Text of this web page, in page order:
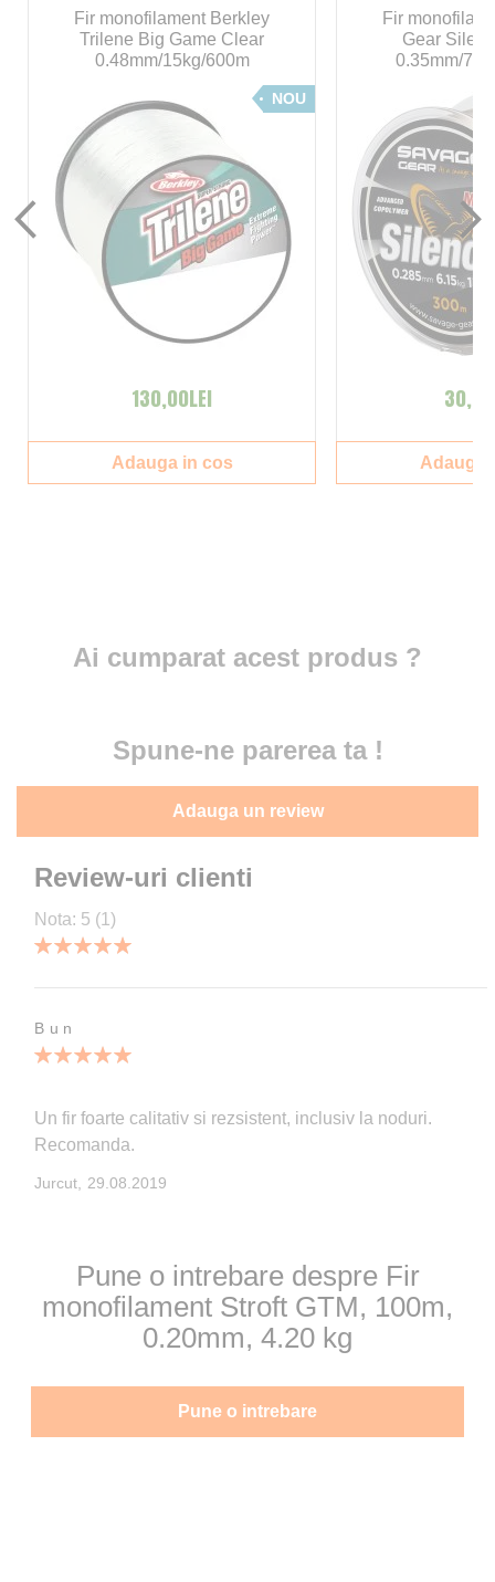
Review-uri clienti
Nota: 5 (1)
Bun
Un fir foarte calitativ si rezsistent, inclusiv la noduri.
Recomanda.
Jurcut, Publicata
29.08.2019
Ai cumparat acest produs ?
Spune-ne parerea ta !
Adauga un review
Pune o intrebare despre Fir
monofilament Stroft GTM, 100m,
0.20mm, 4.20 kg
Pune o intrebare
Fir monofilament Berkley
Trilene Big Game Clear
0.48mm/15kg/600m
NOU
130,00LEI
Adauga in cos
Fir
Gear
0.35mm/
Adauga